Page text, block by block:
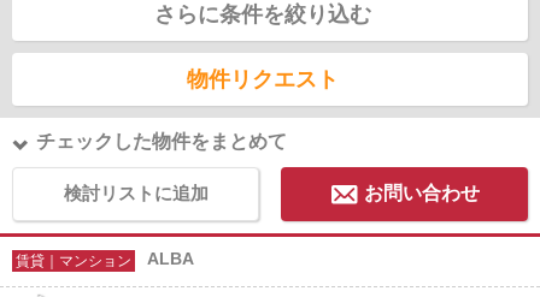
さらに条件を絞り込む
物件リクエスト
チェックした物件をまとめて
検討リストに追加 お問い合わせ
賃貸｜マンション ALBA